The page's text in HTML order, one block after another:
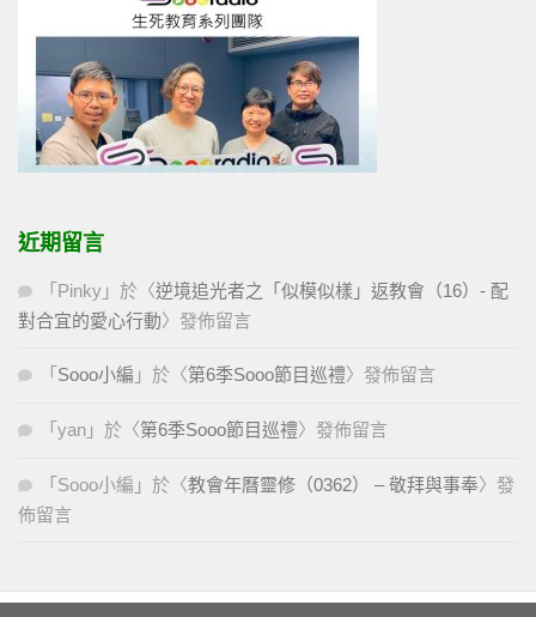
近期留言
「 Pinky 」於〈逆境追光者之「似模似樣」返教會（16）- 配
對合宜的愛心行動〉發佈留言
「 Sooo小編 」於〈第6季Sooo節目巡禮〉發佈留言
「 yan 」於〈第6季Sooo節目巡禮〉發佈留言
「 Sooo小編 」於〈教會年曆靈修（0362） – 敬拜與事奉〉發
佈留言